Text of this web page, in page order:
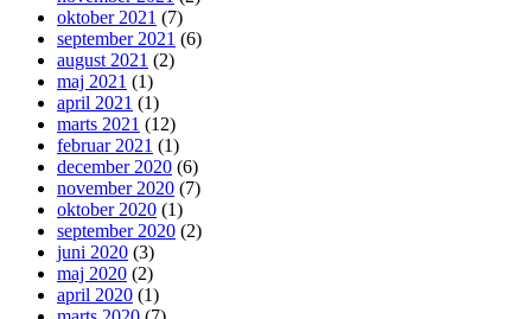
oktober 2021 (7)
september 2021 (6)
august 2021 (2)
maj 2021 (1)
april 2021 (1)
marts 2021 (12)
februar 2021 (1)
december 2020 (6)
november 2020 (7)
oktober 2020 (1)
september 2020 (2)
juni 2020 (3)
maj 2020 (2)
april 2020 (1)